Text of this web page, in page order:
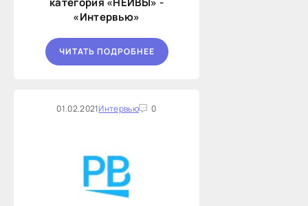
«Интервью»
ЧИТАТЬ ПОДРОБНЕЕ
01.02.2021Интервью 0